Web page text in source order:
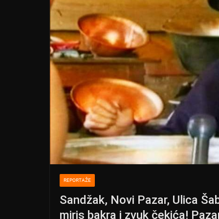
REPORTAŽE
Sandžak, Novi Pazar, Ulica
miris bakra i zvuk čekića!